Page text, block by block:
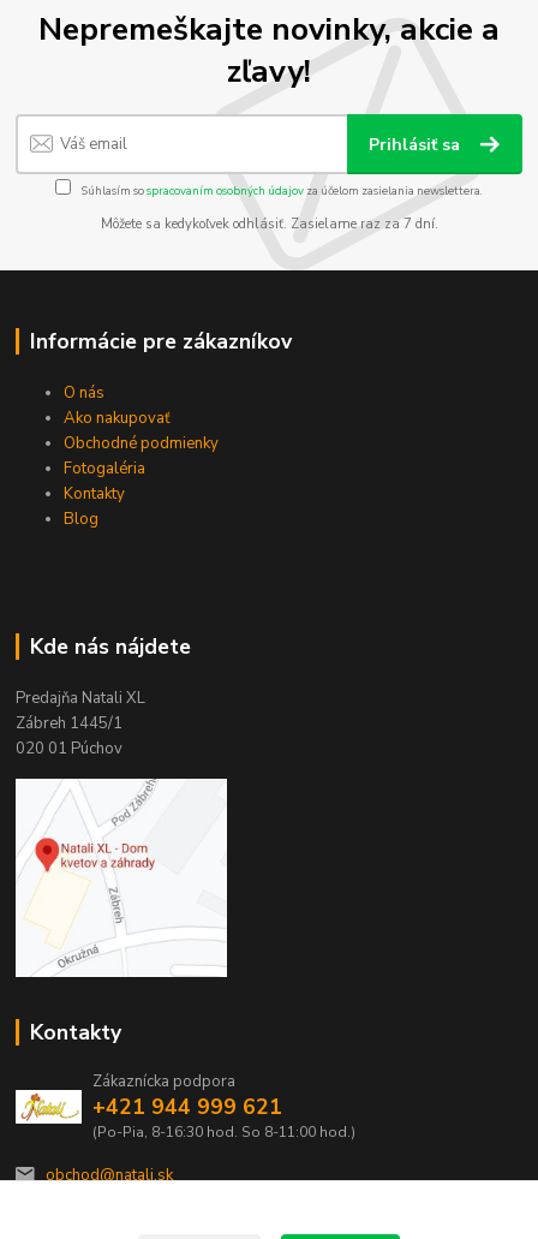
Nepremeškajte novinky, akcie a
zľavy!
Prihlásiť sa
Súhlasím sospracovaním osobných údajov za účelom zasielania newslettera.
Môžete sa kedykoľvek odhlásiť. Zasielame raz za 7 dní.
Informácie pre zákazníkov
O nás
Ako nakupovať
Obchodné podmienky
Fotogaléria
Kontakty
Blog
Kde nás nájdete
Predajňa Natali XL
Zábreh 1445/1
020 01 Púchov
Kontakty
Zákaznícka podpora
+421 944 999 621
(Po-Pia, 8-16:30 hod. So 8-11:00 hod.)
obchod@natali.sk